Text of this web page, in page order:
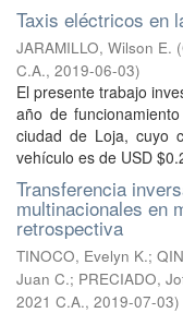
Taxis eléctricos en
JARAMILLO, Wilson E. (
C.A., 2019-06-03)
El presente trabajo
año de
ciudad de Loja, cuyo
vehículo es de USD
Transferencia
multinacionales en
retrospectiva
TINOCO, Evelyn K.;
Juan C.; PRECIADO,
2021 C.A., 2019-07-03)